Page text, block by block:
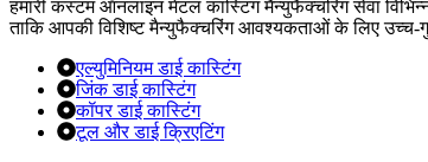
हमारी कस्टम ऑनलाइन मेटल कास्टिंग मैन्युफैक्चरिंग सेवा
ताकि आपकी विशिष्ट मैन्युफैक्चरिंग आवश्यकताओं के लिए उच्च-
एल्युमिनियम डाई कास्टिंग
जिंक डाई कास्टिंग
कॉपर डाई कास्टिंग
टूल और डाई क्रिएटिंग